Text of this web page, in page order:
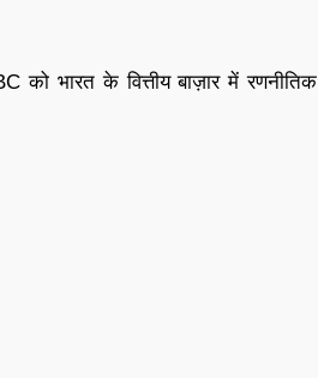
को भारत के वित्तीय बाज़ार में रणनीतिक